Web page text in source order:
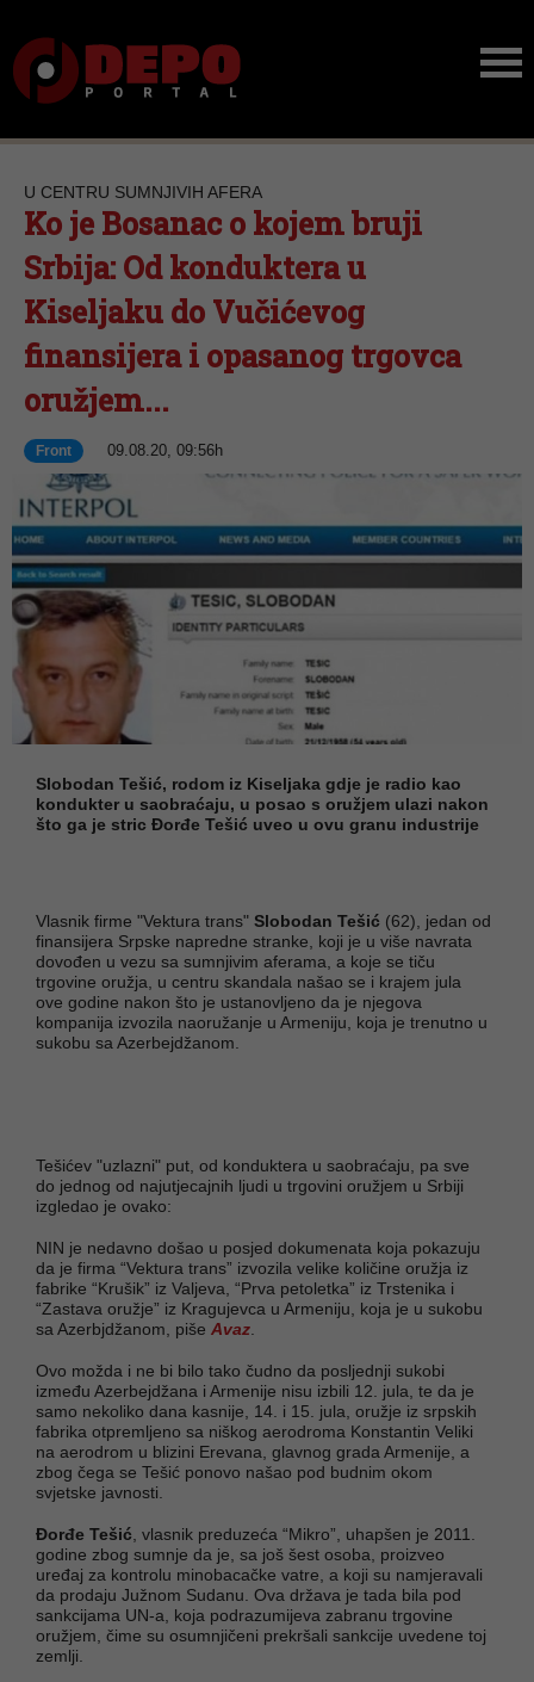
U CENTRU SUMNJIVIH AFERA
Ko je Bosanac o kojem bruji
Srbija: Od konduktera u
Kiseljaku do Vučićevog
finansijera i opasanog trgovca
oružjem...
Front 09.08.20, 09:56h
Slobodan Tešić, rodom iz Kiseljaka gdje je radio kao
kondukter u saobraćaju, u posao s oružjem ulazi nakon
što ga je stric Đorđe Tešić uveo u ovu granu industrije
Vlasnik firme "Vektura trans" Slobodan Tešić (62), jedan od
finansijera Srpske napredne stranke, koji je u više navrata
dovođen u vezu sa sumnjivim aferama, a koje se tiču
trgovine oružja, u centru skandala našao se i krajem jula
ove godine nakon što je ustanovljeno da je njegova
kompanija izvozila naoružanje u Armeniju, koja je trenutno u
sukobu sa Azerbejdžanom.
Tešićev "uzlazni" put, od konduktera u saobraćaju, pa sve
do jednog od najutjecajnih ljudi u trgovini oružjem u Srbiji
izgledao je ovako:
NIN je nedavno došao u posjed dokumenata koja pokazuju
da je firma “Vektura trans” izvozila velike količine oružja iz
fabrike “Krušik” iz Valjeva, “Prva petoletka” iz Trstenika i
“Zastava oružje” iz Kragujevca u Armeniju, koja je u sukobu
sa Azerbjdžanom, piše Avaz
Ovo možda i ne bi bilo tako čudno da posljednji sukobi
između Azerbejdžana i Armenije nisu izbili 12. jula, te da je
samo nekoliko dana kasnije, 14. i 15. jula, oružje iz srpskih
fabrika otpremljeno sa niškog aerodroma Konstantin Veliki
na aerodrom u blizini Erevana, glavnog grada Armenije, a
zbog čega se Tešić ponovo našao pod budnim okom
svjetske javnosti.
Đorđe Tešić , vlasnik preduzeća “Mikro”, uhapšen je 2011.
godine zbog sumnje da je, sa još šest osoba, proizveo
uređaj za kontrolu minobacačke vatre, a koji su namjeravali
da prodaju Južnom Sudanu. Ova država je tada bila pod
sankcijama UN-a, koja podrazumijeva zabranu trgovine
oružjem, čime su osumnjičeni prekršali sankcije uvedene toj
zemlji.